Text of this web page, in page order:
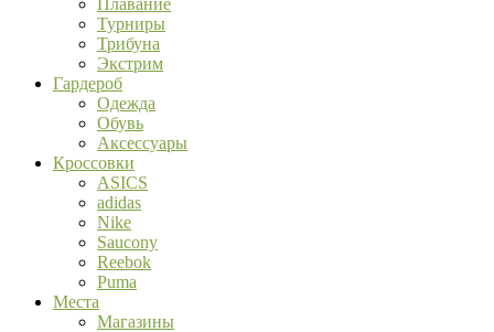
Плавание
Турниры
Трибуна
Экстрим
Гардероб
Одежда
Обувь
Аксессуары
Кроссовки
ASICS
adidas
Nike
Saucony
Reebok
Puma
Места
Магазины